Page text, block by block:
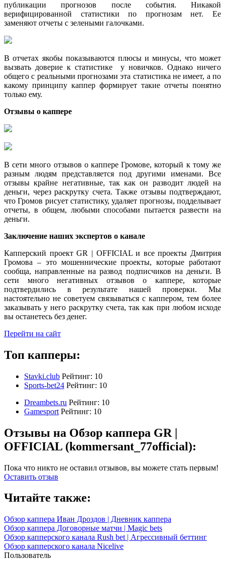
публикации прогнозов после события. Никакой
верифицированной статистики по прогнозам нет. Ее
заменяют отчеты с зелеными галочками.
В отчетах якобы показываются плюсы и минусы, что может
вызвать доверие к статистике у новичков. Однако ничего
общего с реальными прогнозами эта статистика не имеет, а по
какому принципу каппер формирует такие отчеты понятно
только ему.
Отзывы о каппере
В сети много отзывов о каппере Громове, который к тому же
разным людям представляется под другими именами. Все
отзывы крайне негативные, так как он разводит людей на
деньги, через раскрутку счета. Также отзывы подтверждают,
что Громов рисует статистику, удаляет прогнозы, подделывает
отчеты, в общем, любыми способами пытается развести на
деньги.
Заключение наших экспертов о канале
Капперский проект GR | OFFICIAL и все проекты Дмитрия
Громова – это мошеннические проекты, которые работают
сообща, направленные на развод подписчиков на деньги. В
сети много негативных отзывов о каппере, которые
подтвердились в результате нашей проверки. Мы
настоятельно не советуем связываться с каппером, тем более
заказывать у него раскрутку счета, так как при любом исходе
вы останетесь без денег.
Перейти на сайт
Топ капперы:
Stavki.club Рейтинг: 10
Sports-bet24 Рейтинг: 10
Dreambets.ru Рейтинг: 10
Gamesport Рейтинг: 10
Отзывы на Обзор каппера GR |
OFFICIAL (kommersant_77official):
Пока что никто не оставил отзывов, вы можете стать первым!
Оставить отзыв
Читайте также:
Обзор каппера Иван Дроздов | Дневник каппера
Обзор каппера Договорные матчи | Magic bets
Обзор капперского канала Rush bet | Агрессивный беттинг
Обзор капперского канала Nicelive
Пользователь